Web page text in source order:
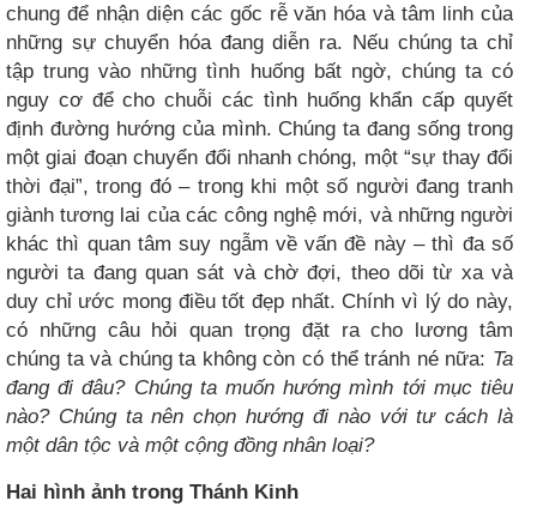
chung để nhận diện các gốc rễ văn hóa và tâm linh của
những sự chuyển hóa đang diễn ra. Nếu chúng ta chỉ
tập trung vào những tình huống bất ngờ, chúng ta có
nguy cơ để cho chuỗi các tình huống khẩn cấp quyết
định đường hướng của mình. Chúng ta đang sống trong
một giai đoạn chuyển đổi nhanh chóng, một “sự thay đổi
thời đại”, trong đó – trong khi một số người đang tranh
giành tương lai của các công nghệ mới, và những người
khác thì quan tâm suy ngẫm về vấn đề này – thì đa số
người ta đang quan sát và chờ đợi, theo dõi từ xa và
duy chỉ ước mong điều tốt đẹp nhất. Chính vì lý do này,
có những câu hỏi quan trọng đặt ra cho lương tâm
chúng ta và chúng ta không còn có thể tránh né nữa: Ta
đang đi đâu? Chúng ta muốn hướng mình tới mục tiêu
nào? Chúng ta nên chọn hướng đi nào với tư cách là
một dân tộc và một cộng đồng nhân loại?
Hai hình ảnh trong Thánh Kinh